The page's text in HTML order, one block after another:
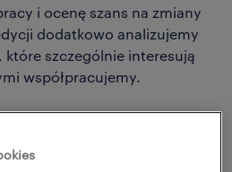
i ocenę szans na zmiany
dodatkowo analizujemy
szczególnie interesują
współpracujemy.
realizowaliśmy pod
gałęziach polskiej